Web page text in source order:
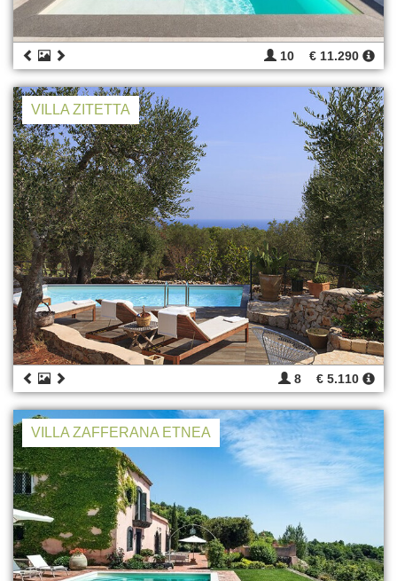
10 € 11.290
VILLA ZITETTA
8 € 5.110
VILLA ZAFFERANA ETNEA